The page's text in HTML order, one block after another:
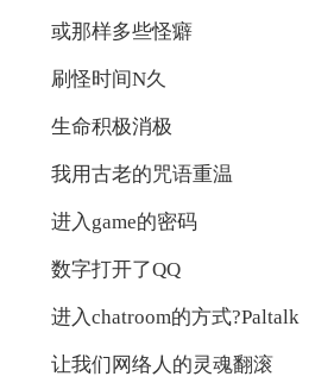
或那样多些怪癖
刷怪时间N久
生命积极消极
我用古老的咒语重温
进入game的密码
数字打开了QQ
进入chatroom的方式?Paltalk
让我们网络人的灵魂翻滚